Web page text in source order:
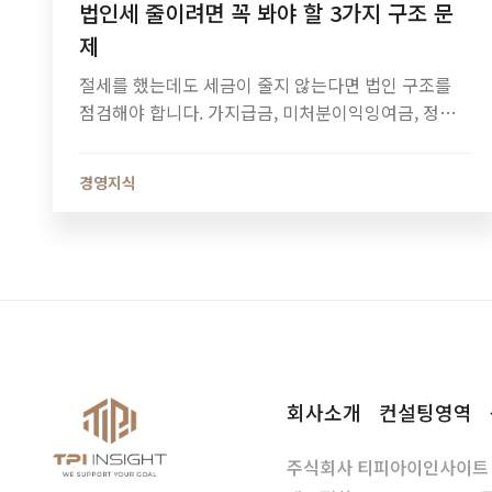
법인세 줄이려면 꼭 봐야 할 3가지 구조 문
제
절세를 했는데도 세금이 줄지 않는다면 법인 구조를
점검해야 합니다. 가지급금, 미처분이익잉여금, 정관
경영지식
회사소개 컨설팅영역
주식회사 티피아이인사이트